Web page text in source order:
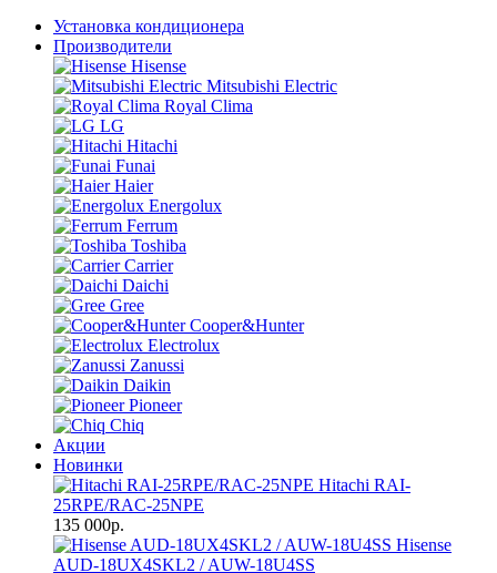
Установка кондиционера
Производители
Hisense
Mitsubishi Electric
Royal Clima
LG
Hitachi
Funai
Haier
Energolux
Ferrum
Toshiba
Carrier
Daichi
Gree
Cooper&Hunter
Electrolux
Zanussi
Daikin
Pioneer
Chiq
Акции
Новинки
Hitachi RAI-
25RPE/RAC-25NPE
135 000р.
Hisense
AUD-18UX4SKL2 / AUW-18U4SS